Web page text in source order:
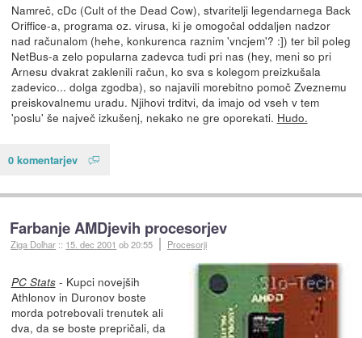
Namreč, cDc (Cult of the Dead Cow), stvaritelji legendarnega Back
Oriffice-a, programa oz. virusa, ki je omogočal oddaljen nadzor
nad računalom (hehe, konkurenca raznim 'vncjem'? :]) ter bil poleg
NetBus-a zelo popularna zadevca tudi pri nas (hey, meni so pri
Arnesu dvakrat zaklenili račun, ko sva s kolegom preizkušala
zadevico... dolga zgodba), so najavili morebitno pomoč Zveznemu
preiskovalnemu uradu. Njihovi trditvi, da imajo od vseh v tem
'poslu' še največ izkušenj, nekako ne gre oporekati. Hudo.
0 komentarjev
Farbanje AMDjevih procesorjev
Ziga Dolhar :: 15. dec 2001 ob 20:55 Procesorji
PC Stats- Kupci novejših
Athlonov in Duronov boste
morda potrebovali trenutek ali
dva, da se boste prepričali, da